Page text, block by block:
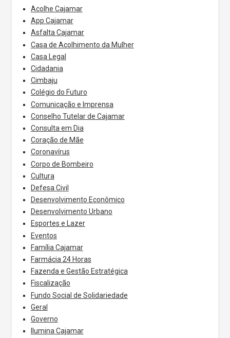
Acolhe Cajamar
App Cajamar
Asfalta Cajamar
Casa de Acolhimento da Mulher
Casa Legal
Cidadania
Cimbaju
Colégio do Futuro
Comunicação e Imprensa
Conselho Tutelar de Cajamar
Consulta em Dia
Coração de Mãe
Coronavírus
Corpo de Bombeiro
Cultura
Defesa Civil
Desenvolvimento Econômico
Desenvolvimento Urbano
Esportes e Lazer
Eventos
Família Cajamar
Farmácia 24 Horas
Fazenda e Gestão Estratégica
Fiscalização
Fundo Social de Solidariedade
Geral
Governo
Ilumina Cajamar